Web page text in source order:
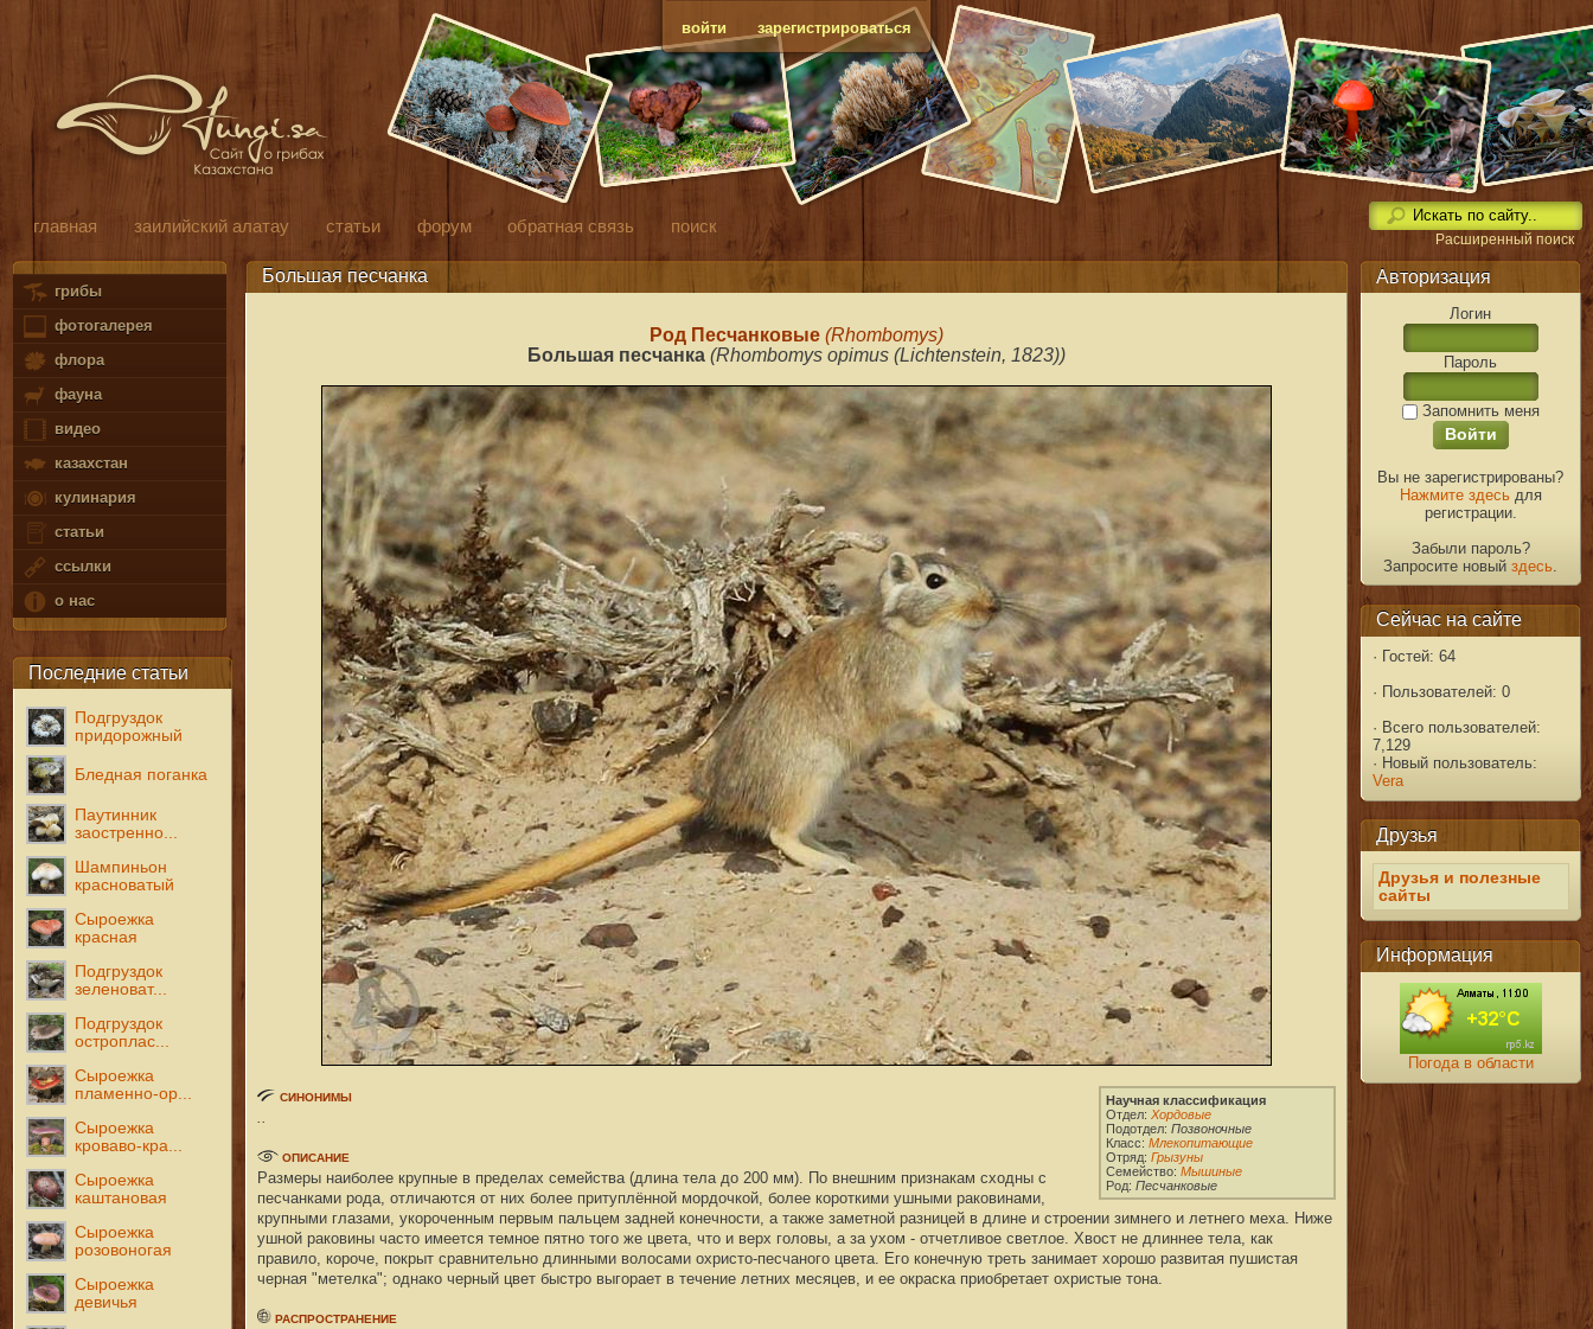
войти зарегистрироваться
главная заилийский алатау статьи форум обратная связь поиск
Расширенный поиск
грибы
фотогалерея
флора
фауна
видео
казахстан
кулинария
статьи
ссылки
о нас
Последние статьи
Подгруздок
придорожный
Бледная поганка
Паутинник
заостренно...
Шампиньон
красноватый
Сыроежка
красная
Подгруздок
зеленоват...
Подгруздок
остроплас...
Сыроежка
пламенно-ор...
Сыроежка
кроваво-кра...
Сыроежка
каштановая
Сыроежка
розовоногая
Сыроежка
девичья
Авторизация
Логин
Пароль
Запомнить меня
Вы не зарегистрированы?
Нажмите здесьдля
регистрации.
Забыли пароль?
Запросите новыйздесь
Сейчас на сайте
· Гостей: 64
· Пользователей: 0
· Всего пользователей:
7,129
· Новый пользователь:
Vera
Друзья
Друзья и полезные
сайты
Информация
Погода в области
Большая песчанка
Род Песчанковые (Rhombomys)
Большая песчанка (Rhombomys opimus (Lichtenstein, 1823))
СИНОНИМЫ
ОПИСАНИЕ
Размеры наиболее крупные в пределах семейства (длина тела до 200 мм). По внешним признакам сходны с
песчанками рода, отличаются от них более притуплённой мордочкой, более короткими ушными раковинами,
крупными глазами, укороченным первым пальцем задней конечности, а также заметной разницей в длине и строении зимнего и летнего меха. Ниже
ушной раковины часто имеется темное пятно того же цвета, что и верх головы, а за ухом - отчетливое светлое. Хвост не длиннее тела, как
правило, короче, покрыт сравнительно длинными волосами охристо-песчаного цвета. Его конечную треть занимает хорошо развитая пушистая
черная "метелка"; однако черный цвет быстро выгорает в течение летних месяцев, и ее окраска приобретает охристые тона.
РАСПРОСТРАНЕНИЕ